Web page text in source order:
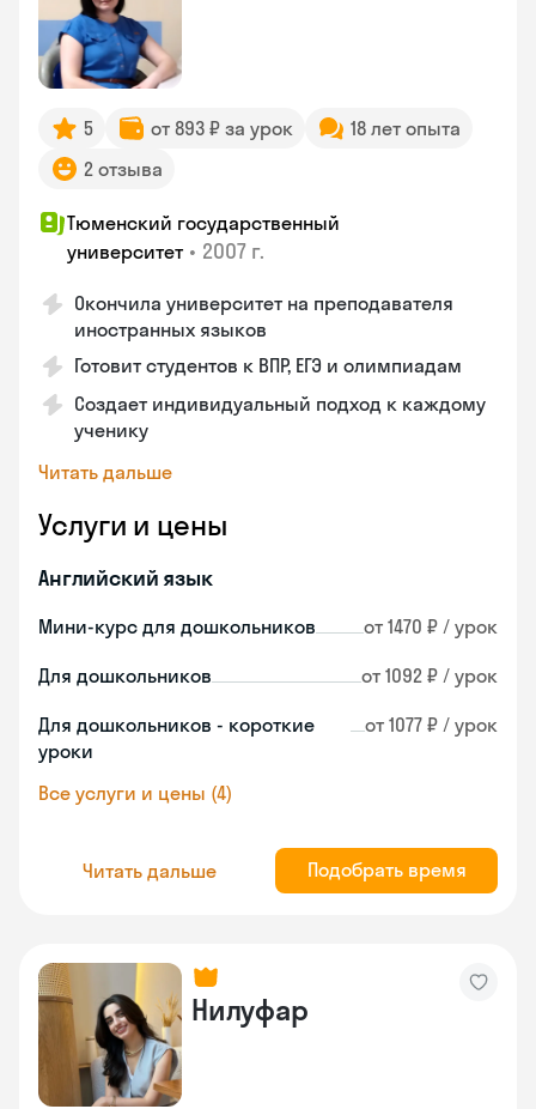
5 от 893 ₽ за урок
18 лет опыта
2 отзыва
Тюменский государственный
университет • 2007 г.
Окончила университет на преподавателя
иностранных языков
Готовит студентов к ВПР, ЕГЭ и олимпиадам
Создает индивидуальный подход к каждому
ученику
Читать дальше
Услуги и цены
Английский язык
Мини-курс для дошкольников от 1470 ₽ / урок
Для дошкольников от 1092 ₽ / урок
Для дошкольников - короткие
уроки
от 1077 ₽ / урок
Все услуги и цены (4)
Читать дальше Подобрать время
Нилуфар